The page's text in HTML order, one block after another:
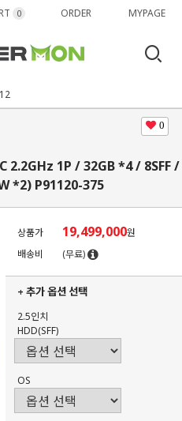
0 ORDER MYPAGE
0
2.2GHz 1P / 32GB *4 / 8SFF /
*2) P91120-375
상품가 19,499,000원
배송비
(무료)
+ 추가 옵션 선택
2.5인치
HDD(SFF)
OS